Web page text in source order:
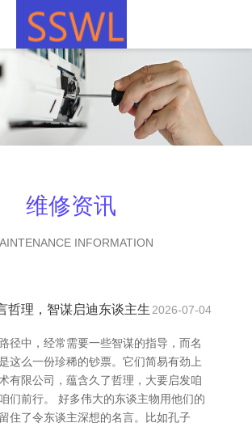
维修资讯
INFORMATION
哲理，智谋启迪东谈主生 2026-07-04
径中，经常需要一些智谋的指导，而名
这么一份珍稀的钞票。它们简易有劲上
有限公司，蕴含久了哲理，大要启发咱
们前行。 好多伟大的东谈主物用他们的
住了令东谈主深想的名言。比如孔子